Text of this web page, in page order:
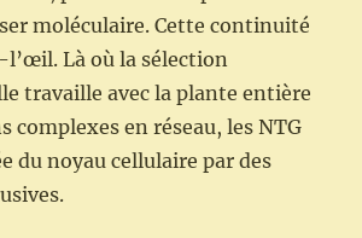
moléculaire. Cette continuité
Là où la sélection
travaille avec la plante entière
complexes en réseau, les NTG
du noyau cellulaire par des